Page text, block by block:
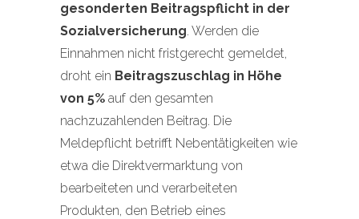
gesonderten Beitragspflicht in der
Sozialversicherung. Werden die
Einnahmen nicht fristgerecht gemeldet,
droht ein Beitragszuschlag in Höhe
von 5% auf den gesamten
nachzuzahlenden Beitrag. Die
Meldepflicht betrifft Nebentätigkeiten wie
etwa die Direktvermarktung von
bearbeiteten und verarbeiteten
Produkten, den Betrieb eines